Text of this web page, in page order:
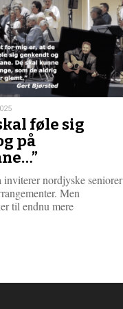
r
e
føle sig
på
nordjyske seniorer
Men
til endnu mere